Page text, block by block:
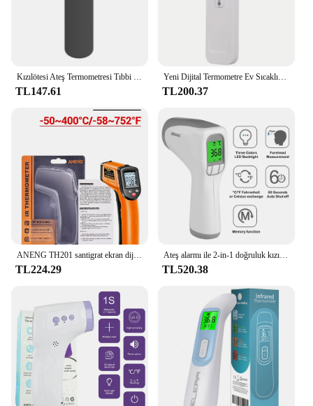
Kızılötesi Ateş Termometresi Tıbbi Ev Dijital LCD Bebek Yetişkin temassız Lazer Vücut Sıcaklığı Kulak Termometresi
TL147.61
Yeni Dijital Termometre Ev Sıcaklık Ölçümü Tıbbi temassız Kızılötesi Lazer Sıcaklık Tabancası Test Cihazı-50-500
TL200.37
ANENG TH201 santigrat ekran dijital kızılötesi termometre son derece hassas temassız sıcaklık ölçüm tabancası higrometre
TL224.29
Ateş alarmı ile 2-in-1 doğruluk kızılötesi termometre ve tüm aile için % LCD ekran doğru okumalar
TL520.38